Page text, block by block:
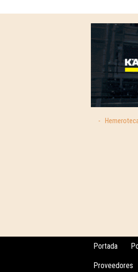
-
Portada
Proveedores